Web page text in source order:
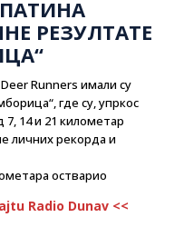
РЕЗУЛТАТЕ
Runners имали су
где су, упркос
14 и 21 километар
личних рекорда и
остварио
Radio Dunav <<